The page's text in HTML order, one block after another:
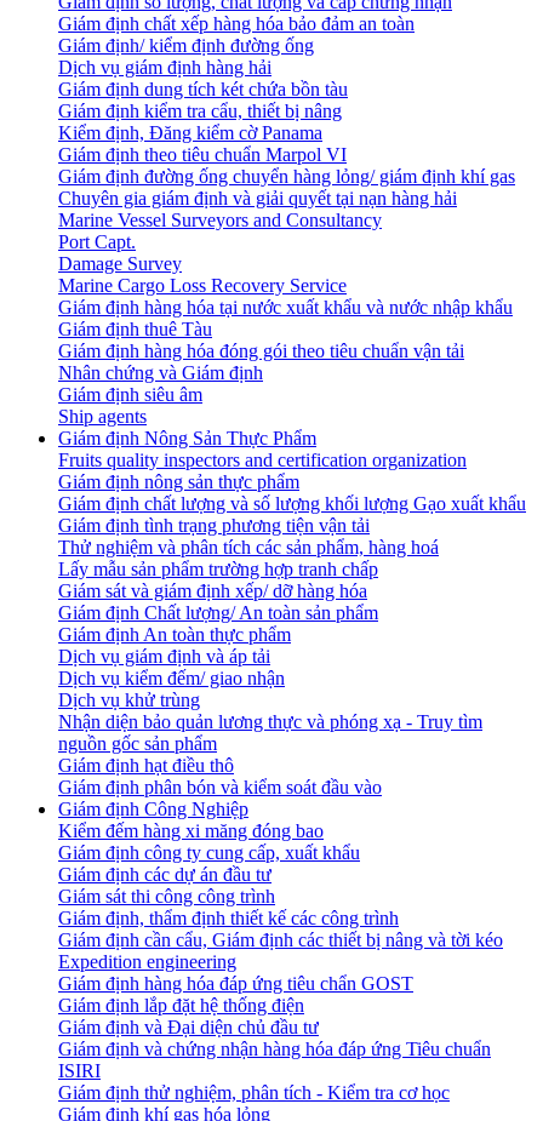
Giám định chất xếp hàng hóa bảo đảm an toàn
Giám định/ kiểm định đường ống
Dịch vụ giám định hàng hải
Giám định dung tích két chứa bồn tàu
Giám định kiểm tra cẩu, thiết bị nâng
Kiểm định, Đăng kiểm cờ Panama
Giám định theo tiêu chuẩn Marpol VI
Giám định đường ống chuyển hàng lỏng/ giám định khí gas
Chuyên gia giám định và giải quyết tại nạn hàng hải
Marine Vessel Surveyors and Consultancy
Port Capt.
Damage Survey
Marine Cargo Loss Recovery Service
Giám định hàng hóa tại nước xuất khẩu và nước nhập khẩu
Giám định thuê Tàu
Giám định hàng hóa đóng gói theo tiêu chuẩn vận tải
Nhân chứng và Giám định
Giám định siêu âm
Ship agents
Giám định Nông Sản Thực Phẩm
Fruits quality inspectors and certification organization
Giám định nông sản thực phẩm
Giám định chất lượng và số lượng khối lượng Gạo xuất khẩu
Giám định tình trạng phương tiện vận tải
Thử nghiệm và phân tích các sản phẩm, hàng hoá
Lấy mẫu sản phẩm trường hợp tranh chấp
Giám sát và giám định xếp/ dỡ hàng hóa
Giám định Chất lượng/ An toàn sản phẩm
Giám định An toàn thực phẩm
Dịch vụ giám định và áp tải
Dịch vụ kiểm đếm/ giao nhận
Dịch vụ khử trùng
Nhận diện bảo quản lương thực và phóng xạ - Truy tìm
nguồn gốc sản phẩm
Giám định hạt điều thô
Giám định phân bón và kiểm soát đầu vào
Giám định Công Nghiệp
Kiểm đếm hàng xi măng đóng bao
Giám định công ty cung cấp, xuất khẩu
Giám định các dự án đầu tư
Giám sát thi công công trình
Giám định, thẩm định thiết kế các công trình
Giám định cần cẩu, Giám định các thiết bị nâng và tời kéo
Expedition engineering
Giám định hàng hóa đáp ứng tiêu chẩn GOST
Giám định lắp đặt hệ thống điện
Giám định và Đại diện chủ đầu tư
Giám định và chứng nhận hàng hóa đáp ứng Tiêu chuẩn
ISIRI
Giám định thử nghiệm, phân tích - Kiểm tra cơ học
Giám định khí gas hóa lỏng